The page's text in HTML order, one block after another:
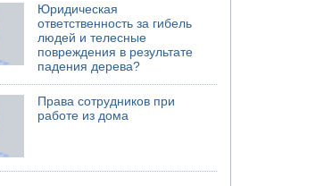
Юридическая
ответственность за гибель
людей и телесные
повреждения в результате
падения дерева?
Права сотрудников при
работе из дома